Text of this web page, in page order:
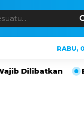
RABU,
Bupati Kubar